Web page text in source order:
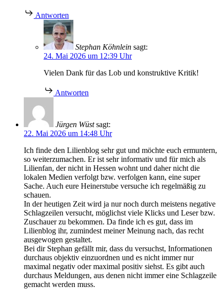
Antworten
Stephan Köhnlein sagt:
24. Mai 2026 um 12:39 Uhr
Vielen Dank für das Lob und konstruktive Kritik!
Antworten
Jürgen Wüst sagt:
22. Mai 2026 um 14:48 Uhr
Ich finde den Lilienblog sehr gut und möchte euch ermuntern,
so weiterzumachen. Er ist sehr informativ und für mich als
Lilienfan, der nicht in Hessen wohnt und daher nicht die
lokalen Medien verfolgt bzw. verfolgen kann, eine super
Sache. Auch eure Heinerstube versuche ich regelmäßig zu
schauen.
In der heutigen Zeit wird ja nur noch durch meistens negative
Schlagzeilen versucht, möglichst viele Klicks und Leser bzw.
Zuschauer zu bekommen. Da finde ich es gut, dass im
Lilienblog ihr, zumindest meiner Meinung nach, das recht
ausgewogen gestaltet.
Bei dir Stephan gefällt mir, dass du versuchst, Informationen
durchaus objektiv einzuordnen und es nicht immer nur
maximal negativ oder maximal positiv siehst. Es gibt auch
durchaus Meldungen, aus denen nicht immer eine Schlagzeile
gemacht werden muss.